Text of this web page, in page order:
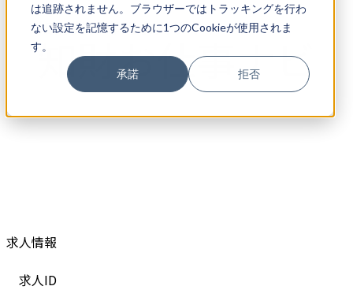
は追跡されません。ブラウザーではトラッキングを行わ
ない設定を記憶するために1つのCookieが使用されま
す。
承諾 拒否
求人情報
求人ID